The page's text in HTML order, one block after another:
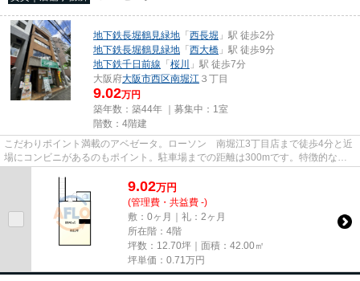
地下鉄長堀鶴見緑地 「西長堀 」駅 徒歩2分
地下鉄長堀鶴見緑地 「西大橋 」駅 徒歩9分
地下鉄千日前線 「桜川
」駅 徒歩7分
大阪府大阪市西区南堀江 ３丁目
9.02万円
築年数：築44年 ｜募集中： 1室
階数：4階建
こだわりポイント満載のアベゼータ。ローソン 南堀江3丁目店まで徒歩4分と近
場にコンビニがあるのもポイント。駐車場までの距離は300mです。特徴的な外
観と洗練された設計の内装を持...
9.02万円
(管理費・共益費 -)
敷：0ヶ月｜礼：2ヶ月
所在階：4階
坪数：12.70坪｜面積：42.00㎡
坪単価： 0.71 万円